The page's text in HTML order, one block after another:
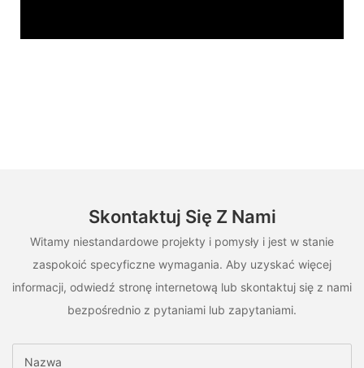
Skontaktuj Się Z Nami
Witamy niestandardowe projekty i pomysły i jest w stanie
zaspokoić specyficzne wymagania. Aby uzyskać więcej
informacji, odwiedź stronę internetową lub skontaktuj się z nami
bezpośrednio z pytaniami lub zapytaniami.
Nazwa